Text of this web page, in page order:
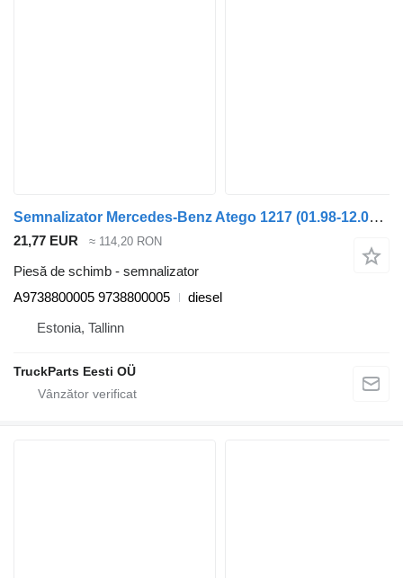
Semnalizator Mercedes-Benz Atego 1217 (01.98-12.04) A9738800005 pentru cap tractor Mercedes-Benz Atego, Atego 2, Atego 3 (1996-)
21,77 EUR ≈ 114,20 RON
Piesă de schimb - semnalizator
A9738800005 9738800005
diesel
Estonia, Tallinn
TruckParts Eesti OÜ